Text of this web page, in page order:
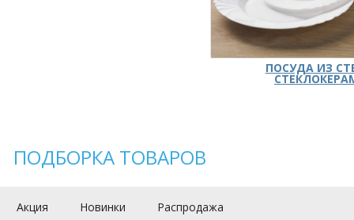
ПОСУДА ИЗ
ПОДБОРКА ТОВАРОВ
Акция Новинки Распродажа